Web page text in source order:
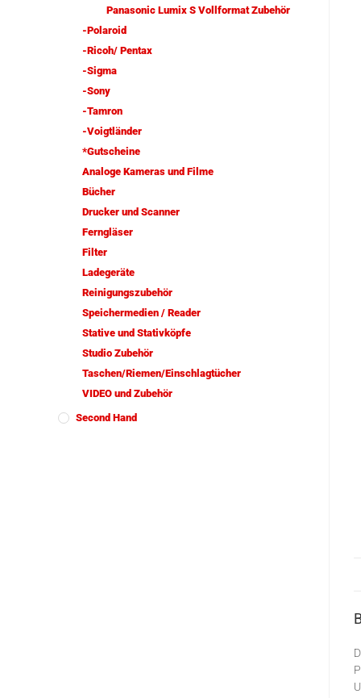
Panasonic Lumix S Vollformat Zubehör
-Polaroid
-Ricoh/ Pentax
-Sigma
-Sony
-Tamron
-Voigtländer
*Gutscheine
Analoge Kameras und Filme
Bücher
Drucker und Scanner
Ferngläser
Filter
Ladegeräte
Reinigungszubehör
Speichermedien / Reader
Stative und Stativköpfe
Studio Zubehör
Taschen/Riemen/Einschlagtücher
VIDEO und Zubehör
Second Hand